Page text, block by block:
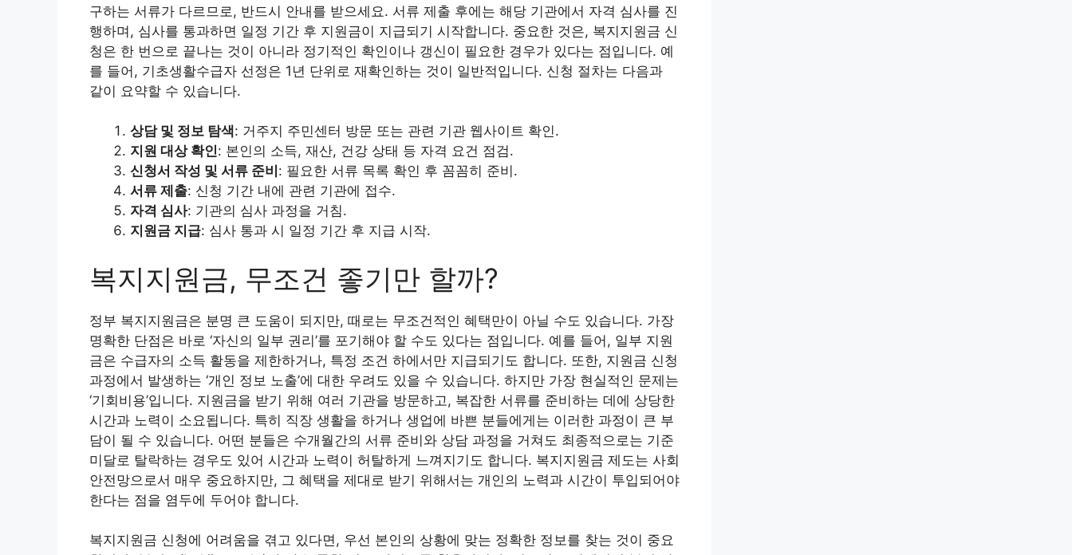
구하는 서류가 다르므로, 반드시 안내를 받으세요. 서류 제출 후에는 해당 기관에서 자격 심사를 진
행하며, 심사를 통과하면 일정 기간 후 지원금이 지급되기 시작합니다. 중요한 것은, 복지지원금 신
청은 한 번으로 끝나는 것이 아니라 정기적인 확인이나 갱신이 필요한 경우가 있다는 점입니다. 예
를 들어, 기초생활수급자 선정은 1년 단위로 재확인하는 것이 일반적입니다. 신청 절차는 다음과
같이 요약할 수 있습니다.
상담 및 정보 탐색: 거주지 주민센터 방문 또는 관련 기관 웹사이트 확인.
지원 대상 확인: 본인의 소득, 재산, 건강 상태 등 자격 요건 점검.
신청서 작성 및 서류 준비 : 필요한 서류 목록 확인 후 꼼꼼히 준비.
서류 제출: 신청 기간 내에 관련 기관에 접수.
자격 심사: 기관의 심사 과정을 거침.
지원금 지급: 심사 통과 시 일정 기간 후 지급 시작.
복지지원금, 무조건 좋기만 할까?
정부 복지지원금은 분명 큰 도움이 되지만, 때로는 무조건적인 혜택만이 아닐 수도 있습니다. 가장
명확한 단점은 바로 ‘자신의 일부 권리’를 포기해야 할 수도 있다는 점입니다. 예를 들어, 일부 지원
금은 수급자의 소득 활동을 제한하거나, 특정 조건 하에서만 지급되기도 합니다. 또한, 지원금 신청
과정에서 발생하는 ‘개인 정보 노출’에 대한 우려도 있을 수 있습니다. 하지만 가장 현실적인 문제는
‘기회비용’입니다. 지원금을 받기 위해 여러 기관을 방문하고, 복잡한 서류를 준비하는 데에 상당한
시간과 노력이 소요됩니다. 특히 직장 생활을 하거나 생업에 바쁜 분들에게는 이러한 과정이 큰 부
담이 될 수 있습니다. 어떤 분들은 수개월간의 서류 준비와 상담 과정을 거쳐도 최종적으로는 기준
미달로 탈락하는 경우도 있어 시간과 노력이 허탈하게 느껴지기도 합니다. 복지지원금 제도는 사회
안전망으로서 매우 중요하지만, 그 혜택을 제대로 받기 위해서는 개인의 노력과 시간이 투입되어야
한다는 점을 염두에 두어야 합니다.
복지지원금 신청에 어려움을 겪고 있다면, 우선 본인의 상황에 맞는 정확한 정보를 찾는 것이 중요